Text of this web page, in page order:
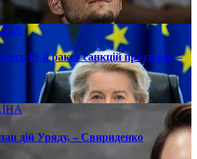
19-й ракет санкцій проти рф, –
дій Уряду, – Свириденко